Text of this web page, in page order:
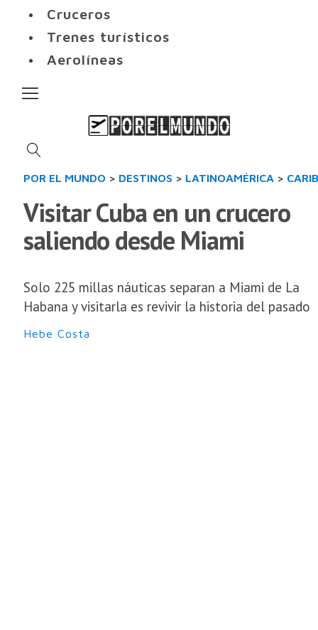
Cruceros
Trenes turísticos
Aerolíneas
POR EL MUNDO > DESTINOS > LATINOAMÉRICA >
Visitar Cuba en un crucero
saliendo desde Miami
Solo 225 millas náuticas separan a Miami de La
Habana y visitarla es revivir la historia del pasado
Hebe Costa